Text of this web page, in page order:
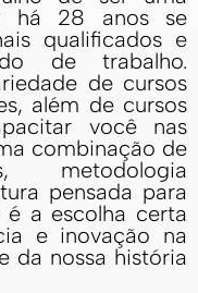
há 28 anos se
qualificados e
de trabalho.
de cursos
além de cursos
você nas
combinação de
metodologia
pensada para
é a escolha certa
e inovação na
da nossa história